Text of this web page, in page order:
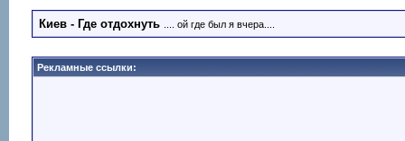
Киев - Где отдохнуть .... ой где был я вчера....
Рекламные ссылки: